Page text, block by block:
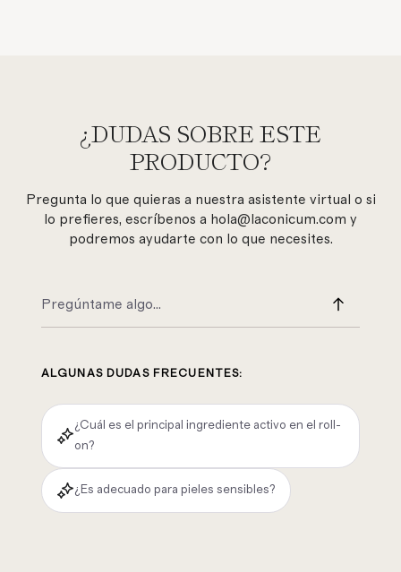
¿DUDAS SOBRE ESTE
PRODUCTO?
Pregunta lo que quieras a nuestra asistente virtual o si
lo prefieres, escríbenos a hola@laconicum.com y
podremos ayudarte con lo que necesites.
ALGUNAS DUDAS FRECUENTES:
¿Cuál es el principal ingrediente activo en el roll-
on?
¿Es adecuado para pieles sensibles?